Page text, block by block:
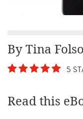
By Tina
5
Read this